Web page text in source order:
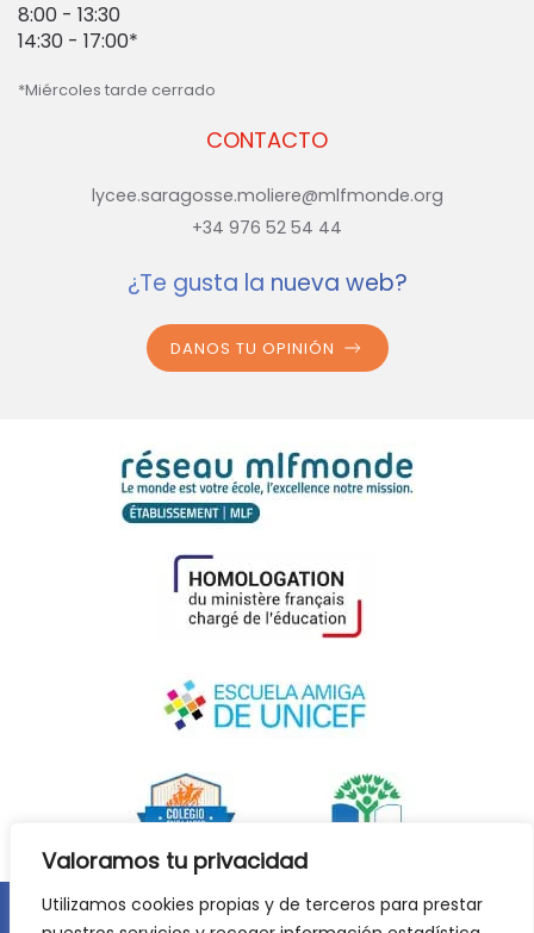
Valoramos tu privacidad
Utilizamos cookies propias y de terceros para prestar
CONTACTO
lycee.saragosse.moliere@mlfmonde.org
+34 976 52 54 44
8:00 - 13:30
14:30 - 17:00*
*Miércoles tarde cerrado
¿Te gusta la nueva web?
DANOS TU OPINIÓN